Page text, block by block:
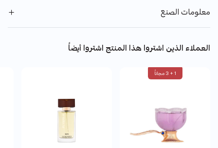
معلومات الصنع
العملاء الذين اشتروا هذا المنتج اشتروا أيضاً
1 + 3 مجاناً